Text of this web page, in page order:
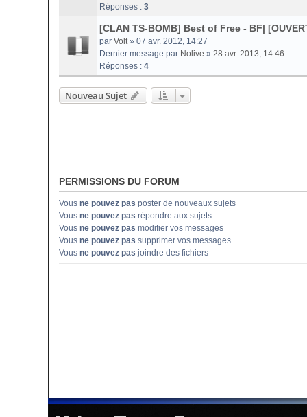
Réponses : 3
[CLAN TS-BOMB] Best of Free - BF|
par Volt» 07 avr. 2012, 14:27
Dernier message par Nolive » 28 avr. 2013, 14:46
Réponses : 4
Nouveau Sujet
PERMISSIONS DU FORUM
Vous ne pouvez pas poster de nouveaux sujets
Vous ne pouvez pas répondre aux sujets
Vous ne pouvez pas modifier vos messages
Vous ne pouvez pas supprimer vos messages
Vous ne pouvez pas joindre des fichiers